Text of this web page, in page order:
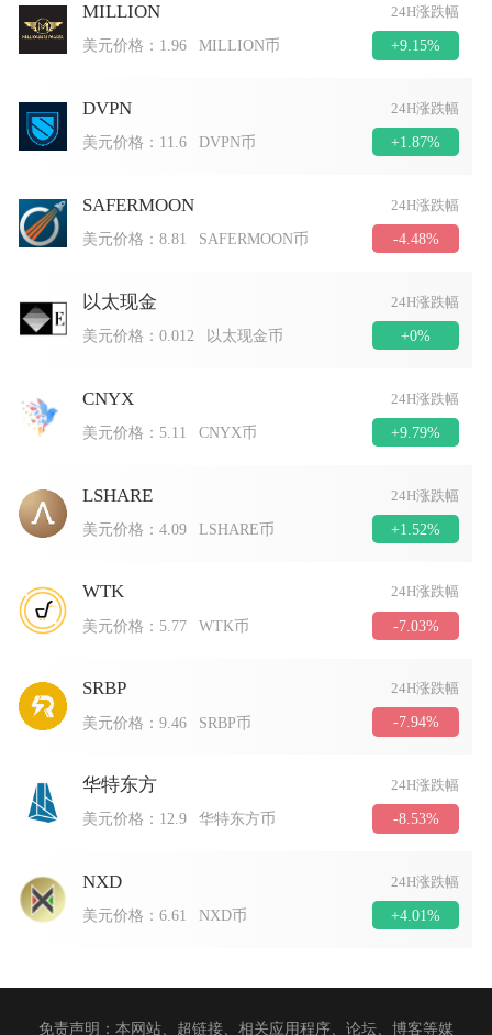
MILLION 24H涨跌幅
美元价格： 1.96 MILLION币 +9.15%
DVPN 24H涨跌幅
美元价格： 11.6 DVPN币 +1.87%
SAFERMOON 24H涨跌幅
美元价格：8.81 SAFERMOON币 -4.48%
以太现金 24H涨跌幅
美元价格：0.012 以太现金币 +0%
CNYX 24H涨跌幅
美元价格： 5.11 CNYX币 +9.79%
LSHARE 24H涨跌幅
美元价格：4.09 LSHARE币 +1.52%
WTK 24H涨跌幅
美元价格： 5.77 WTK币 -7.03%
SRBP 24H涨跌幅
美元价格：9.46 SRBP币 -7.94%
华特东方 24H涨跌幅
美元价格： 12.9 华特东方币 -8.53%
NXD 24H涨跌幅
美元价格：6.61 NXD币 +4.01%
免责声明：本网站、超链接、相关应用程序、论坛、博客等媒